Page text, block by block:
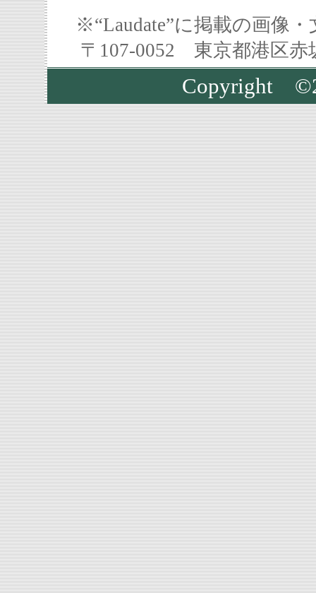
※“Laudate”に掲載の画像
〒107-0052 東京都港区
Copyright